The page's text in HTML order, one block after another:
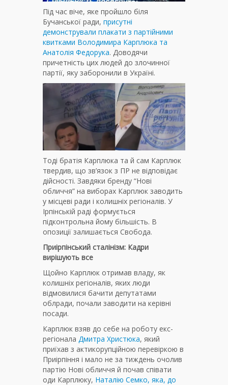
Під час віче, яке пройшло біля
Бучанської ради, присутні
демонстрували плакати з партійними
квитками Володимира Карплюка та
Анатолія Федорука. Доводячи
причетність цих людей до злочинної
партії, яку заборонили в Україні.
Тоді братія Карплюка та й сам Карплюк
твердив, що зв’язок з ПР не відповідає
дійсності. Завдяки бренду “Нові
обличчя” на виборах Карплюк заводить
у місцеві ради і колишніх регіоналів. У
Ірпінській раді формується
підконтрольна йому більшість. В
опозиції залишається Свобода.
Приірпінський сталінізм: Кадри
вирішують все
Щойно Карплюк отримав владу, як
колишніх регіоналів, яких люди
відмовилися бачити депутатами
облради, почали заводити на керівні
посади.
Карплюк взяв до себе на роботу екс-
регіонала Дмитра Христюка, який
приїхав з актикорупційною перевіркою в
Приірпіння і мало не за тиждень очолив
партію Нові обличчя й почав співати
оди Карплюку, Наталію Семко, яка, до